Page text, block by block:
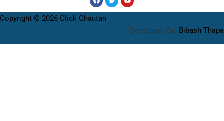
Copyright © 2026 Click Chautari
Developed By: Bibash Thapa